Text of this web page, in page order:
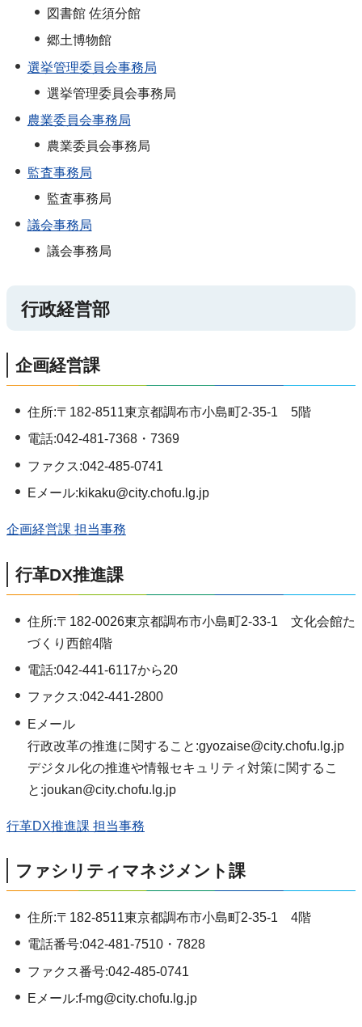
図書館 佐須分館
郷土博物館
選挙管理委員会事務局
選挙管理委員会事務局
農業委員会事務局
農業委員会事務局
監査事務局
監査事務局
議会事務局
議会事務局
行政経営部
企画経営課
住所:〒182-8511東京都調布市小島町2-35-1 5階
電話:042-481-7368・7369
ファクス:042-485-0741
Eメール:kikaku@city.chofu.lg.jp
企画経営課 担当事務
行革DX推進課
住所:〒182-0026東京都調布市小島町2-33-1 文化会館た
づくり西館4階
電話:042-441-6117から20
ファクス:042-441-2800
Eメール
行政改革の推進に関すること:gyozaise@city.chofu.lg.jp
デジタル化の推進や情報セキュリティ対策に関するこ
と:joukan@city.chofu.lg.jp
行革DX推進課 担当事務
ファシリティマネジメント課
住所:〒182-8511東京都調布市小島町2-35-1 4階
電話番号:042-481-7510・7828
ファクス番号:042-485-0741
Eメール:f-mg@city.chofu.lg.jp